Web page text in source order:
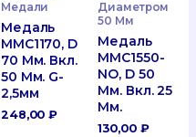
Медали
Медаль
MMC1170, D
70 Мм. Вкл.
50 Мм. G-
2,5мм
248,00₽
Диаметром
50 Мм
Медаль
MMC1550-
NO, D 50
Мм. Вкл. 25
Мм.
130,00 ₽